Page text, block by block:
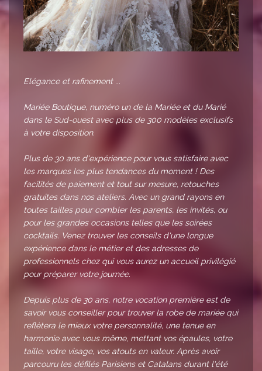
Elégance et rafinement ...
Mariée Boutique, numéro un de la Mariée et du Marié
dans le Sud-ouest avec plus de 300 modèles exclusifs
à votre disposition.
Plus de 30 ans d'expérience pour vous satisfaire avec
les marques les plus tendances du moment ! Des
facilités de paiement et tout sur mesure, retouches
gratuites dans nos ateliers. Avec un grand rayons en
toutes tailles pour combler les parents, les invités, ou
pour les grandes occasions telles que les soirées
cocktails. Venez trouver les conseils d'une longue
expérience dans le métier et des adresses de
professionnels chez qui vous aurez un accueil privilégié
pour préparer votre journée.
Depuis plus de 30 ans, notre vocation première est de
savoir vous conseiller pour trouver la robe de mariée qui
reflètera le mieux votre personnalité, une tenue en
harmonie avec vous même, mettant vos épaules, votre
taille, votre visage, vos atouts en valeur. Après avoir
parcouru les défilés Parisiens et Catalans durant l'été